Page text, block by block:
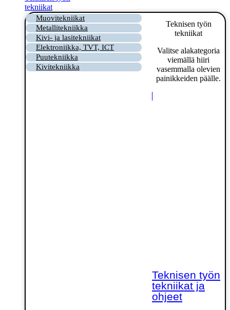
tekniikat
Muovitekniikat
Metallitekniikka
Kivi- ja lasitekniikat
Elektroniikka, TVT, ICT
Puutekniikka
Kivitekniikka
Teknisen työn
tekniikat
Valitse alakategoria
viemällä hiiri
vasemmalla olevien
painikkeiden päälle.
Teknisen työn
tekniikat ja
ohjeet